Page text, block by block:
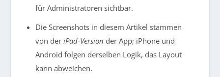
für Administratoren sichtbar.
Die Screenshots in diesem Artikel stammen
von der iPad-Version der App; iPhone und
Android folgen derselben Logik, das Layout
kann abweichen.